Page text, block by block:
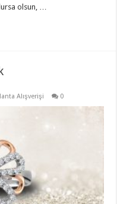
olsun, …
Alışverişi 0